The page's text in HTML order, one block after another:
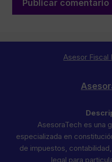
Asesor Fiscal
AsesoraTech es una
especializada en
de impuestos,
legal para